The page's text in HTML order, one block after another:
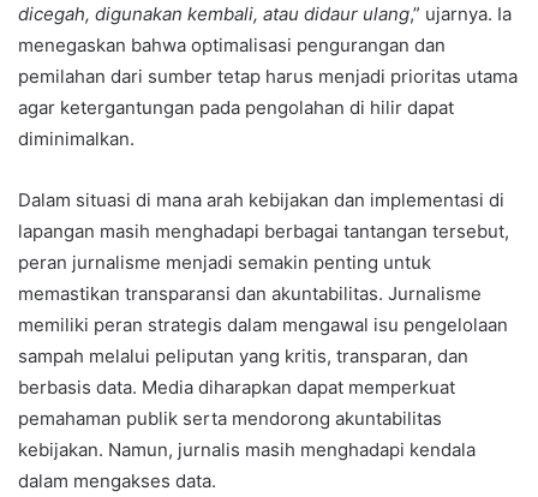
dicegah, digunakan kembali, atau didaur ulang,” ujarnya. Ia
menegaskan bahwa optimalisasi pengurangan dan
pemilahan dari sumber tetap harus menjadi prioritas utama
agar ketergantungan pada pengolahan di hilir dapat
diminimalkan.
Dalam situasi di mana arah kebijakan dan implementasi di
lapangan masih menghadapi berbagai tantangan tersebut,
peran jurnalisme menjadi semakin penting untuk
memastikan transparansi dan akuntabilitas. Jurnalisme
memiliki peran strategis dalam mengawal isu pengelolaan
sampah melalui peliputan yang kritis, transparan, dan
berbasis data. Media diharapkan dapat memperkuat
pemahaman publik serta mendorong akuntabilitas
kebijakan. Namun, jurnalis masih menghadapi kendala
dalam mengakses data.